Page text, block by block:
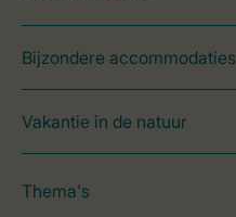
Bijzondere accommodaties
Vakantie in de natuur
Thema's